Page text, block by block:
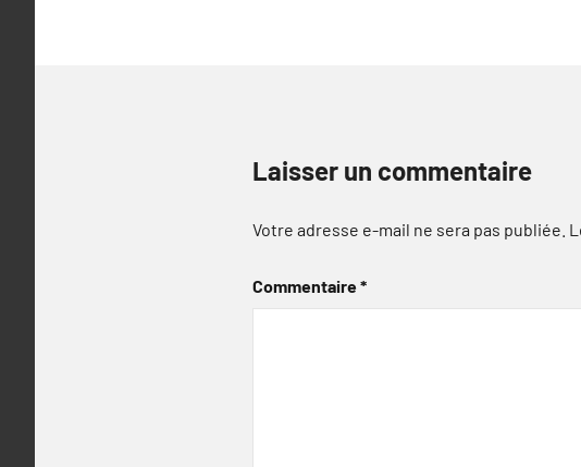
Laisser un commentaire
Votre adresse e-mail ne sera pas publiée.
Commentaire*